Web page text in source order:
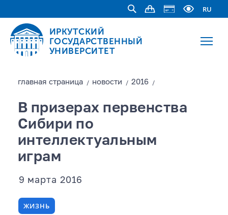
RU
ИРКУТСКИЙ
ГОСУДАРСТВЕННЫЙ
УНИВЕРСИТЕТ
главная страницa / новости / 2016 /
В призерах первенства
Сибири по
интеллектуальным
играм
9 марта 2016
ЖИЗНЬ